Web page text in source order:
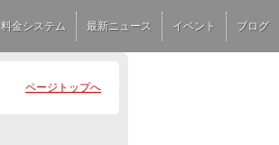
料金システム 最新ニュース イベント ブログ
ページトップへ